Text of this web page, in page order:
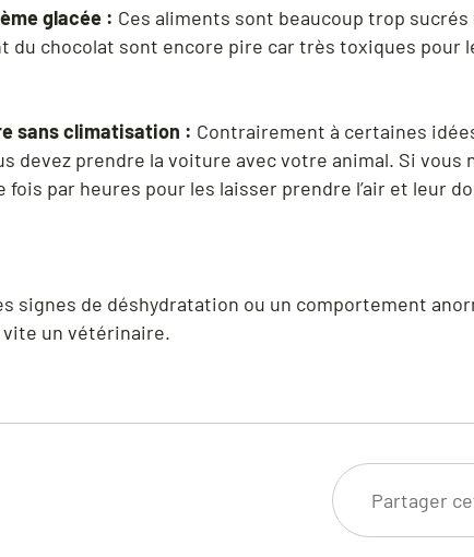
glacée : Ces aliments sont beaucoup trop
du chocolat sont encore pire car très toxiques pour
sans climatisation : Contrairement à certaines
devez prendre la voiture avec votre animal. Si vous
fois par heures pour les laisser prendre l’air et leur
signes de déshydratation ou un comportement
un vétérinaire.
Partager